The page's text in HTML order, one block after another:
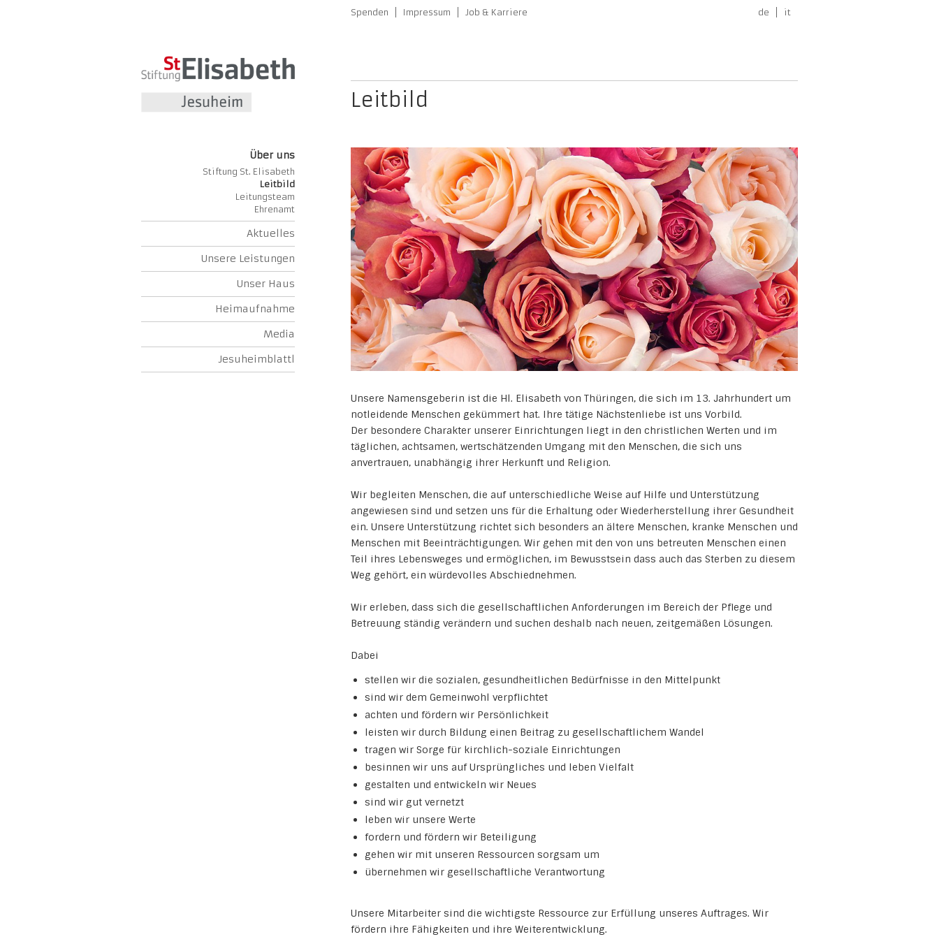
Spenden Impressum Job & Karriere de it
Über uns
Stiftung St. Elisabeth
Leitbild
Leitungsteam
Ehrenamt
Aktuelles
Unsere Leistungen
Unser Haus
Heimaufnahme
Media
Jesuheimblattl
Leitbild
Unsere Namensgeberin ist die Hl. Elisabeth von Thüringen, die sich im 13. Jahrhundert um
notleidende Menschen gekümmert hat. Ihre tätige Nächstenliebe ist uns Vorbild.
Der besondere Charakter unserer Einrichtungen liegt in den christlichen Werten und im
täglichen, achtsamen, wertschätzenden Umgang mit den Menschen, die sich uns
anvertrauen, unabhängig ihrer Herkunft und Religion.
Wir begleiten Menschen, die auf unterschiedliche Weise auf Hilfe und Unterstützung
angewiesen sind und setzen uns für die Erhaltung oder Wiederherstellung ihrer Gesundheit
ein. Unsere Unterstützung richtet sich besonders an ältere Menschen, kranke Menschen und
Menschen mit Beeinträchtigungen. Wir gehen mit den von uns betreuten Menschen einen
Teil ihres Lebensweges und ermöglichen, im Bewusstsein dass auch das Sterben zu diesem
Weg gehört, ein würdevolles Abschiednehmen.
Wir erleben, dass sich die gesellschaftlichen Anforderungen im Bereich der Pflege und
Betreuung ständig verändern und suchen deshalb nach neuen, zeitgemäßen Lösungen.
Dabei
stellen wir die sozialen, gesundheitlichen Bedürfnisse in den Mittelpunkt
sind wir dem Gemeinwohl verpflichtet
achten und fördern wir Persönlichkeit
leisten wir durch Bildung einen Beitrag zu gesellschaftlichem Wandel
tragen wir Sorge für kirchlich-soziale Einrichtungen
besinnen wir uns auf Ursprüngliches und leben Vielfalt
gestalten und entwickeln wir Neues
sind wir gut vernetzt
leben wir unsere Werte
fordern und fördern wir Beteiligung
gehen wir mit unseren Ressourcen sorgsam um
übernehmen wir gesellschaftliche Verantwortung
Unsere Mitarbeiter sind die wichtigste Ressource zur Erfüllung unseres Auftrages. Wir
fördern ihre Fähigkeiten und ihre Weiterentwicklung.